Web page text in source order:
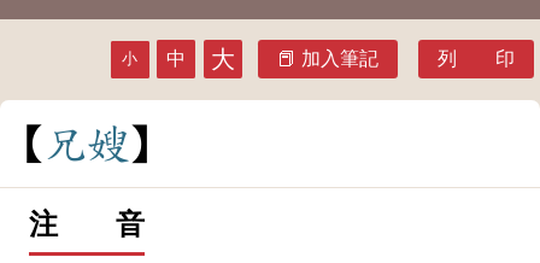
小 中 大 加入筆記 列 印
兄嫂
注 音